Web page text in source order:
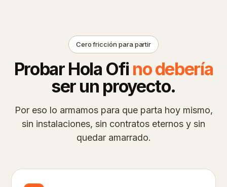
Cero fricción para partir
Probar Hola Ofi no debería
ser un proyecto.
Por eso lo armamos para que parta hoy mismo,
sin instalaciones, sin contratos eternos y sin
quedar amarrado.